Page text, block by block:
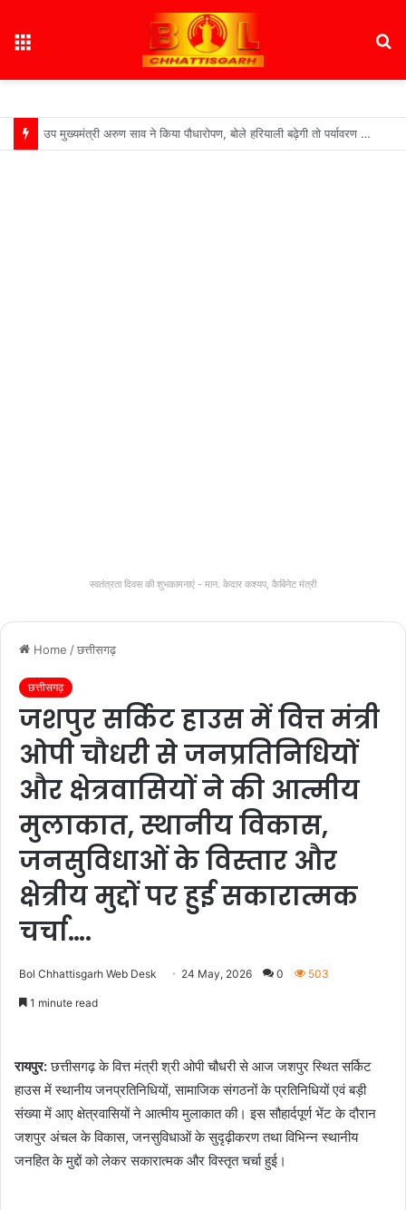
उप मुख्यमंत्री अरुण साव ने किया पौधारोपण, बोले हरियाली बढ़ेगी तो पर्यावरण भी स्वस्थ और सुंदर बनेगा….
स्वतंत्रता दिवस की शुभकामनाएं - मान. केदार कश्यप, कैबिनेट मंत्री
Home /छत्तीसगढ़
छत्तीसगढ़
जशपुर सर्किट हाउस में वित्त मंत्री
ओपी चौधरी से जनप्रतिनिधियों
और क्षेत्रवासियों ने की आत्मीय
मुलाकात, स्थानीय विकास,
जनसुविधाओं के विस्तार और
क्षेत्रीय मुद्दों पर हुई सकारात्मक
चर्चा….
Bol Chhattisgarh Web Desk 24 May, 2026 0 503
1 minute read
रायपुर:छत्तीसगढ़ के वित्त मंत्री श्री ओपी चौधरी से आज जशपुर स्थित सर्किट
हाउस में स्थानीय जनप्रतिनिधियों, सामाजिक संगठनों के प्रतिनिधियों एवं बड़ी
संख्या में आए क्षेत्रवासियों ने आत्मीय मुलाकात की। इस सौहार्दपूर्ण भेंट के दौरान
जशपुर अंचल के विकास, जनसुविधाओं के सुदृढ़ीकरण तथा विभिन्न स्थानीय
जनहित के मुद्दों को लेकर सकारात्मक और विस्तृत चर्चा हुई।